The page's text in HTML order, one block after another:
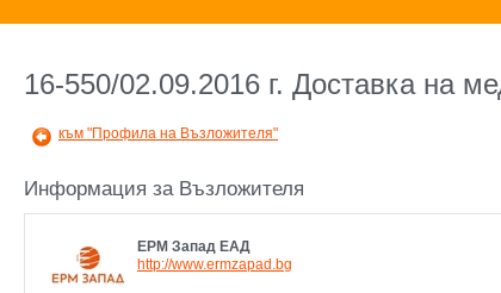
16-550/02.09.2016 г. Доставка на
към "Профила на Възложителя"
Информация за Възложителя
ЕРМ Запад ЕАД
http://www.ermzapad.bg